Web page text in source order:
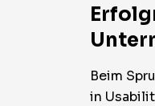
Beim
in